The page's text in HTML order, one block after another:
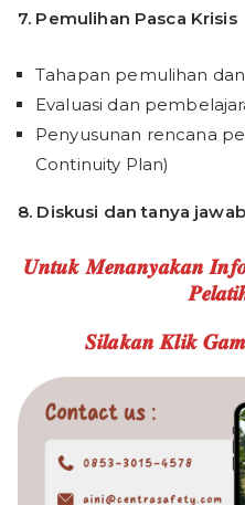
7. Pemulihan Pasca Krisis
Tahapan pemulihan
Evaluasi dan
Penyusunan rencana
Continuity Plan)
8. Diskusi dan tanya jawab
𝑼𝒏𝒕𝒖𝒌 𝑴𝒆𝒏𝒂𝒏𝒚𝒂𝒌𝒂𝒏
𝑺𝒊𝒍𝒂𝒌𝒂𝒏 𝑲𝒍𝒊𝒌